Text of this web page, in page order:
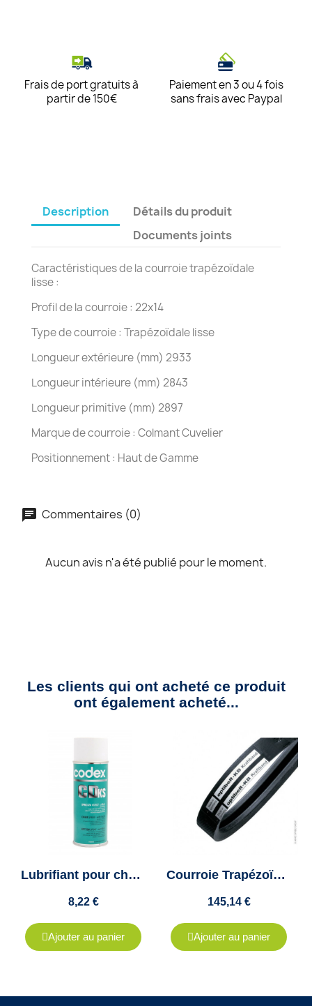
Frais de port gratuits à
partir de 150€
Paiement en 3 ou 4 fois
sans frais avec Paypal
Description
Détails du produit
Documents joints
Caractéristiques de la courroie trapézoïdale
lisse :
Profil de la courroie : 22x14
Type de courroie : Trapézoïdale lisse
Longueur extérieure (mm) 2933
Longueur intérieure (mm) 2843
Longueur primitive (mm) 2897
Marque de courroie : Colmant Cuvelier
Positionnement : Haut de Gamme
Commentaires (0)
Aucun avis n'a été publié pour le moment.
Les clients qui ont acheté ce produit
ont également acheté...
Lubrifiant pour chaines et câbles en bombe - 400Ml - Codex CDKS
8,22 €
Ajouter au panier
Courroie Trapézoïdale Jumelée 3-B94 1/2 B2400 - Optibelt KB VB- 3 Brins
145,14 €
Ajouter au panier